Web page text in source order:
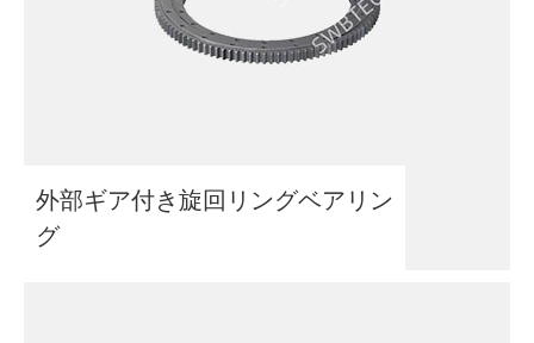
外部ギア付き旋回リングベアリン
グ